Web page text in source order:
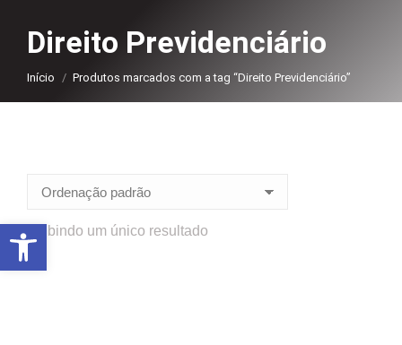
Direito Previdenciário
Você está aqui:
Início Produtos marcados com a tag “Direito Previdenciário”
Exibindo um único resultado
Abrir a barra de ferramentas